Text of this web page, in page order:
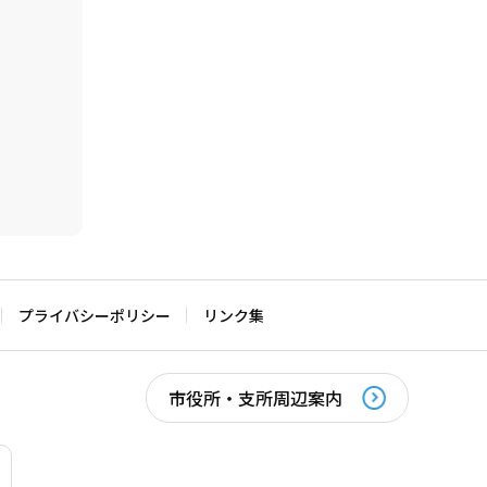
プライバシーポリシー リンク集
市役所・支所周辺案内